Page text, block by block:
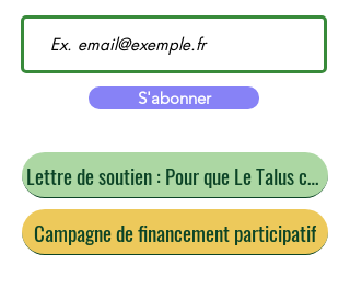
S'abonner
Lettre de soutien : Pour que Le Talus continue
Campagne de financement participatif